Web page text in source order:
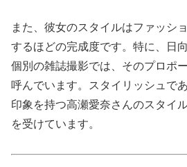
また、彼女のスタイルはファッシ
するほどの完成度です。特に、日
個別の雑誌撮影では、そのプロポ
呼んでいます。スタイリッシュで
印象を持つ高瀬愛奈さんのスタイ
を受けています。